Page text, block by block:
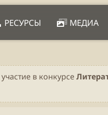
РЕСУРСЫ МЕДИА
в конкурсе